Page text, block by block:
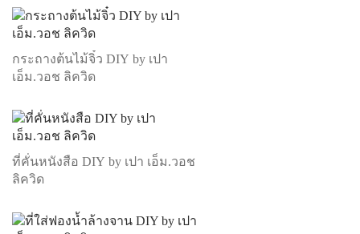
กระถางต้นไม้จิ๋ว DIY by เปา
เอ็ม.วอช ลิควิด
ที่คั่นหนังสือ DIY by เปา เอ็ม.วอช
ลิควิด